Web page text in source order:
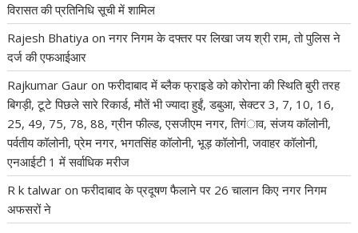
विरासत की प्रतिनिधि सूची में शामिल
Rajesh Bhatiya onनगर निगम के दफ्तर पर लिखा जय श्री राम, तो पुलिस ने
दर्ज की एफआईआर
Rajkumar Gaur onफरीदाबाद में ब्लैक फ्राइडे को कोरोना की स्थिति बुरी तरह
बिगड़ी, टूटे पिछले सारे रिकार्ड, मौतें भी ज्यादा हुईं, डबुआ, सेक्टर 3, 7, 10, 16,
25, 49, 75, 78, 88, ग्रीन फील्ड, एसजीएम नगर, तिगंाव, संजय कॉलोनी,
पर्वतीय कॉलोनी, प्रेम नगर, भगतसिंह कॉलोनी, भूड़ कॉलोनी, जवाहर कॉलोनी,
एनआईटी 1 में सर्वाधिक मरीज
R k talwar onफरीदाबाद के प्रदूषण फैलाने पर 26 चालान किए नगर निगम
अफसरों ने